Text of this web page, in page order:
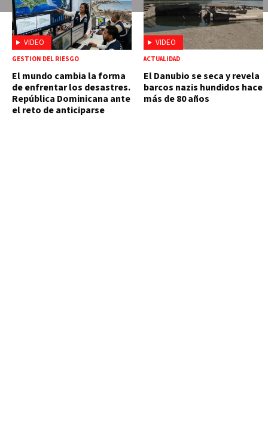
VIDEO
GESTIÓN DEL RIESGO
El mundo cambia la forma
de enfrentar los desastres.
República Dominicana ante
el reto de anticiparse
VIDEO
ACTUALIDAD
El Danubio se seca y revela
barcos nazis hundidos hace
más de 80 años